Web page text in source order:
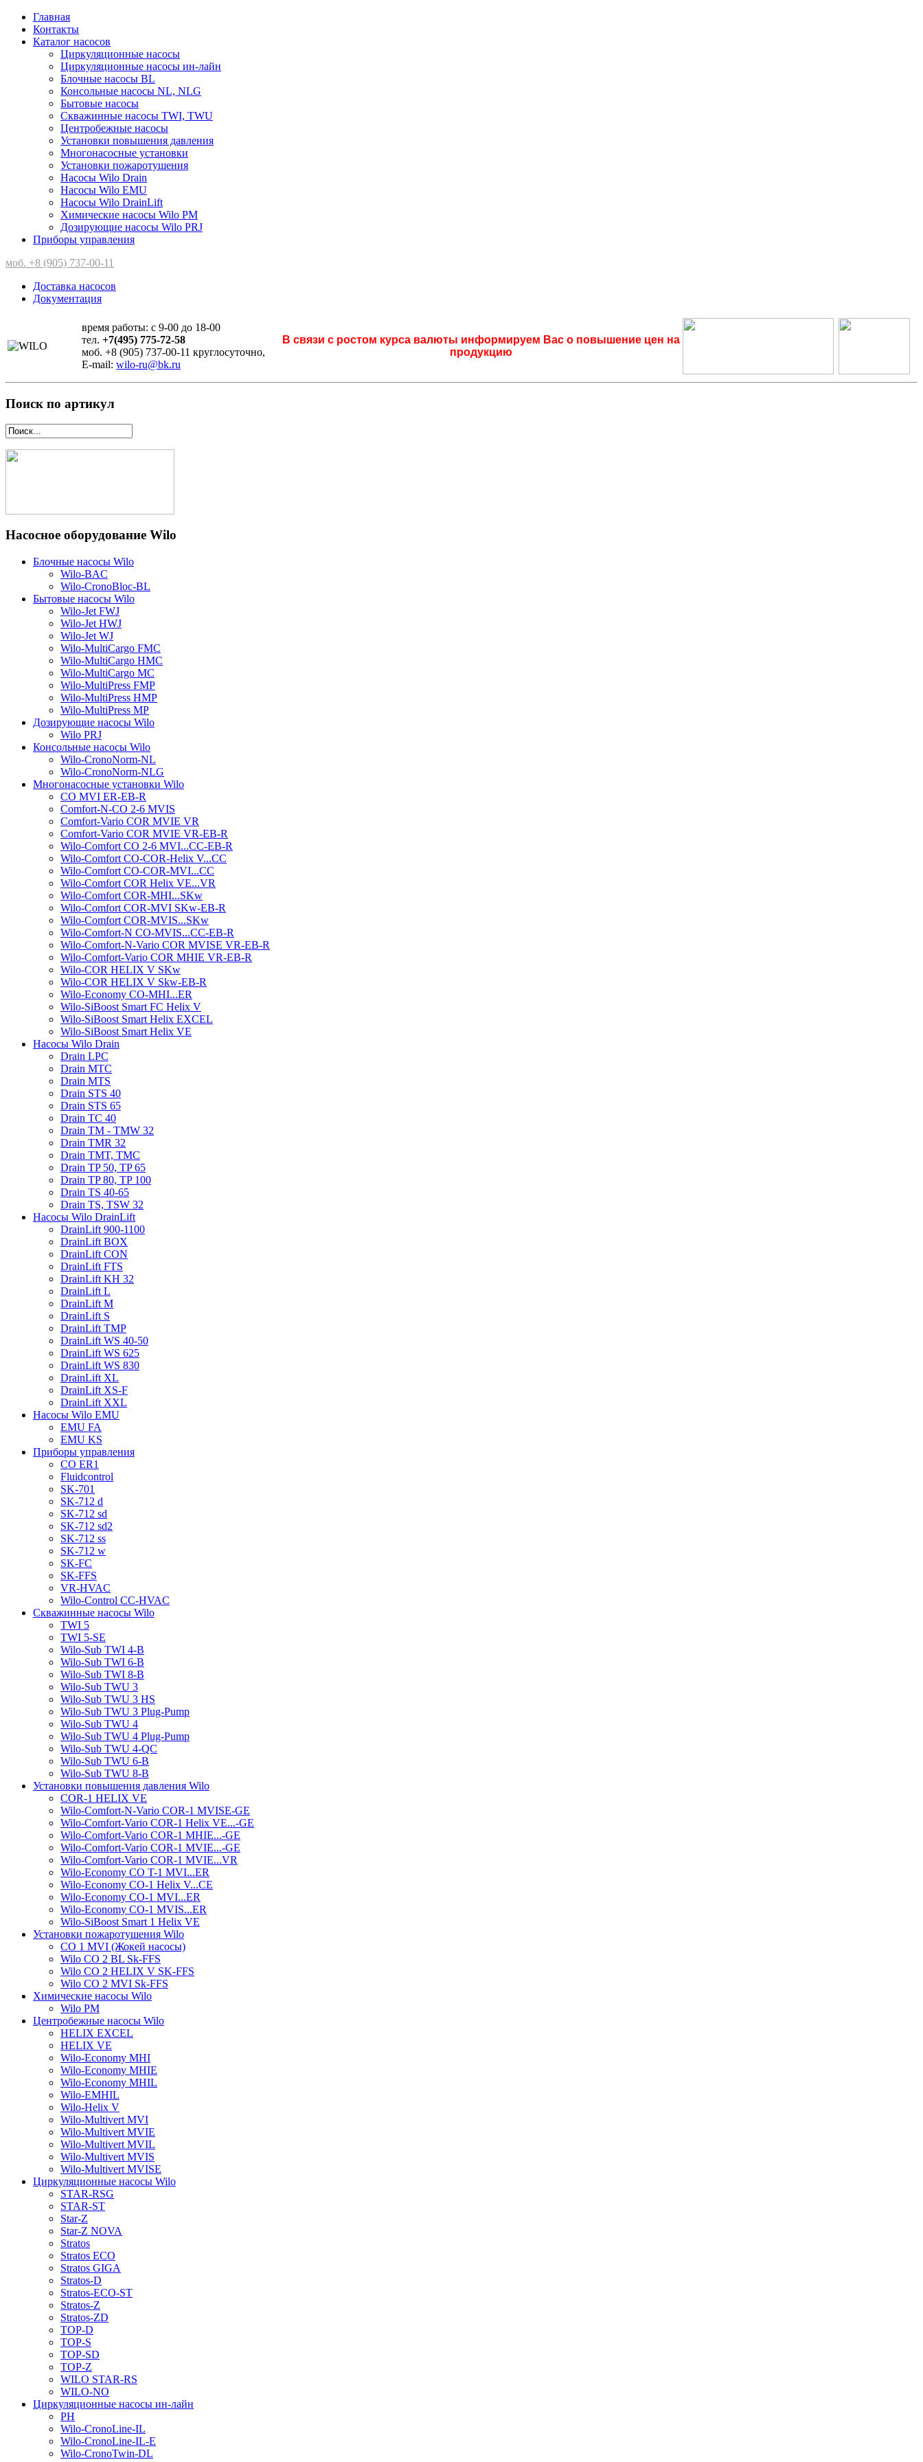
Главная
Контакты
Каталог насосов
Циркуляционные насосы
Циркуляционные насосы ин-лайн
Блочные насосы BL
Консольные насосы NL, NLG
Бытовые насосы
Скважинные насосы TWI, TWU
Центробежные насосы
Установки повышения давления
Многонасосные установки
Установки пожаротушения
Насосы Wilo Drain
Насосы Wilo EMU
Насосы Wilo DrainLift
Химические насосы Wilo PM
Дозирующие насосы Wilo PRJ
Приборы управления
моб. +8 (905) 737-00-11
Доставка насосов
Документация
время работы: с 9-00 до 18-00
тел. +7(495) 775-72-58
моб. +8 (905) 737-00-11 круглосуточно,
E-mail: wilo-ru@bk.ru
В связи с ростом курса валюты информируем Вас о повышение цен на
продукцию
Поиск по артикул
Насосное оборудование Wilo
Блочные насосы Wilo
Wilo-BAC
Wilo-CronoBloc-BL
Бытовые насосы Wilo
Wilo-Jet FWJ
Wilo-Jet HWJ
Wilo-Jet WJ
Wilo-MultiCargo FMC
Wilo-MultiCargo HMC
Wilo-MultiCargo MC
Wilo-MultiPress FMP
Wilo-MultiPress HMP
Wilo-MultiPress MP
Дозирующие насосы Wilo
Wilo PRJ
Консольные насосы Wilo
Wilo-CronoNorm-NL
Wilo-CronoNorm-NLG
Многонасосные установки Wilo
CO MVI ER-EB-R
Comfort-N-CO 2-6 MVIS
Comfort-Vario COR MVIE VR
Comfort-Vario COR MVIE VR-EB-R
Wilo-Comfort CO 2-6 MVI...CC-EB-R
Wilo-Comfort CO-COR-Helix V...CC
Wilo-Comfort CO-COR-MVI...CC
Wilo-Comfort COR Helix VE...VR
Wilo-Comfort COR-MHI...SKw
Wilo-Comfort COR-MVI SKw-EB-R
Wilo-Comfort COR-MVIS...SKw
Wilo-Comfort-N CO-MVIS...CC-EB-R
Wilo-Comfort-N-Vario COR MVISE VR-EB-R
Wilo-Comfort-Vario COR MHIE VR-EB-R
Wilo-COR HELIX V SKw
Wilo-COR HELIX V Skw-EB-R
Wilo-Economy CO-MHI...ER
Wilo-SiBoost Smart FC Helix V
Wilo-SiBoost Smart Helix EXCEL
Wilo-SiBoost Smart Helix VE
Насосы Wilo Drain
Drain LPC
Drain MTC
Drain MTS
Drain STS 40
Drain STS 65
Drain TC 40
Drain TM - TMW 32
Drain TMR 32
Drain TMT, TMC
Drain TP 50, TP 65
Drain TP 80, TP 100
Drain TS 40-65
Drain TS, TSW 32
Насосы Wilo DrainLift
DrainLift 900-1100
DrainLift BOX
DrainLift CON
DrainLift FTS
DrainLift KH 32
DrainLift L
DrainLift M
DrainLift S
DrainLift TMP
DrainLift WS 40-50
DrainLift WS 625
DrainLift WS 830
DrainLift XL
DrainLift XS-F
DrainLift XXL
Насосы Wilo EMU
EMU FA
EMU KS
Приборы управления
CO ER1
Fluidcontrol
SK-701
SK-712 d
SK-712 sd
SK-712 sd2
SK-712 ss
SK-712 w
SK-FC
SK-FFS
VR-HVAC
Wilo-Control CC-HVAC
Скважинные насосы Wilo
TWI 5
TWI 5-SE
Wilo-Sub TWI 4-B
Wilo-Sub TWI 6-B
Wilo-Sub TWI 8-B
Wilo-Sub TWU 3
Wilo-Sub TWU 3 HS
Wilo-Sub TWU 3 Plug-Pump
Wilo-Sub TWU 4
Wilo-Sub TWU 4 Plug-Pump
Wilo-Sub TWU 4-QC
Wilo-Sub TWU 6-B
Wilo-Sub TWU 8-B
Установки повышения давления Wilo
COR-1 HELIX VE
Wilo-Comfort-N-Vario COR-1 MVISE-GE
Wilo-Comfort-Vario COR-1 Helix VE...-GE
Wilo-Comfort-Vario COR-1 MHIE...-GE
Wilo-Comfort-Vario COR-1 MVIE...-GE
Wilo-Comfort-Vario COR-1 MVIE...VR
Wilo-Economy CO T-1 MVI...ER
Wilo-Economy CO-1 Helix V...CE
Wilo-Economy CO-1 MVI...ER
Wilo-Economy CO-1 MVIS...ER
Wilo-SiBoost Smart 1 Helix VE
Установки пожаротушения Wilo
CO 1 MVI (Жокей насосы)
Wilo CO 2 BL Sk-FFS
Wilo CO 2 HELIX V SK-FFS
Wilo CO 2 MVI Sk-FFS
Химические насосы Wilo
Wilo PM
Центробежные насосы Wilo
HELIX EXCEL
HELIX VE
Wilo-Economy MHI
Wilo-Economy MHIE
Wilo-Economy MHIL
Wilo-EMHIL
Wilo-Helix V
Wilo-Multivert MVI
Wilo-Multivert MVIE
Wilo-Multivert MVIL
Wilo-Multivert MVIS
Wilo-Multivert MVISE
Циркуляционные насосы Wilo
STAR-RSG
STAR-ST
Star-Z
Star-Z NOVA
Stratos
Stratos ECO
Stratos GIGA
Stratos-D
Stratos-ECO-ST
Stratos-Z
Stratos-ZD
TOP-D
TOP-S
TOP-SD
TOP-Z
WILO STAR-RS
WILO-NO
Циркуляционные насосы ин-лайн
PH
Wilo-CronoLine-IL
Wilo-CronoLine-IL-E
Wilo-CronoTwin-DL